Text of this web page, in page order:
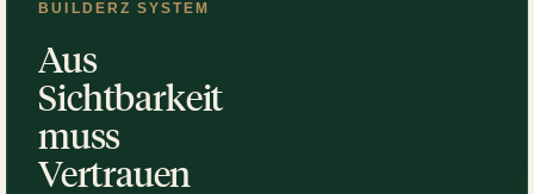
BUILDERZ SYSTEM
Aus
Sichtbarkeit
muss
Vertrauen